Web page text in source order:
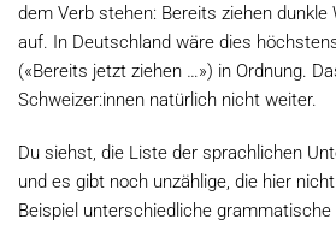
dem Verb stehen: Bereits ziehen dunkle
auf. In Deutschland wäre dies
(«Bereits jetzt ziehen …») in Ordnung.
Schweizer:innen natürlich nicht weiter.
Du siehst, die Liste der sprachlichen
und es gibt noch unzählige, die hier
Beispiel unterschiedliche